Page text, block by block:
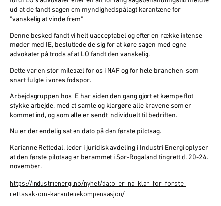
ud at de fandt sagen om myndighedspålagt karantæne for
"vanskelig at vinde frem"
Denne besked fandt vi helt uacceptabel og efter en række intense
møder med IE, besluttede de sig for at køre sagen med egne
advokater på trods af at LO fandt den vanskelig.
Dette var en stor milepæl for os i NAF og for hele branchen, som
snart fulgte i vores fodspor.
Arbejdsgruppen hos IE har siden den gang gjort et kæmpe flot
stykke arbejde, med at samle og klargøre alle kravene som er
kommet ind, og som alle er sendt individuelt til bedriften.
Nu er der endelig sat en dato på den første pilotsag.
Karianne Rettedal, leder i juridisk avdeling i Industri Energi oplyser
at den første pilotsag er berammet i Sør-Rogaland tingrett d. 20-24.
november.
https://industrienergi.no/nyhet/dato-er-na-klar-for-forste-
rettssak-om-karantenekompensasjon/